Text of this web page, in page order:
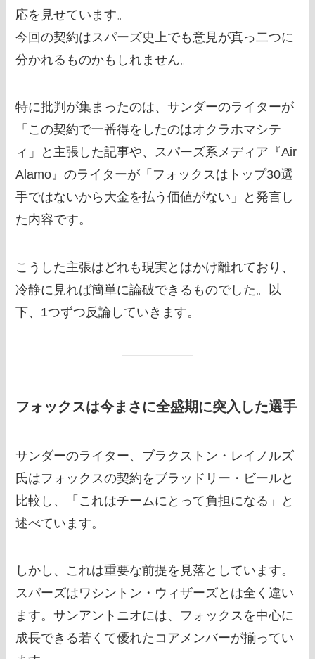
応を見せています。
今回の契約はスパーズ史上でも意見が真っ二つに
分かれるものかもしれません。
特に批判が集まったのは、サンダーのライターが
「この契約で一番得をしたのはオクラホマシテ
ィ」と主張した記事や、スパーズ系メディア『Air
Alamo』のライターが「フォックスはトップ30選
手ではないから大金を払う価値がない」と発言し
た内容です。
こうした主張はどれも現実とはかけ離れており、
冷静に見れば簡単に論破できるものでした。以
下、1つずつ反論していきます。
フォックスは今まさに全盛期に突入した選手
サンダーのライター、ブラクストン・レイノルズ
氏はフォックスの契約をブラッドリー・ビールと
比較し、「これはチームにとって負担になる」と
述べています。
しかし、これは重要な前提を見落としています。
スパーズはワシントン・ウィザーズとは全く違い
ます。サンアントニオには、フォックスを中心に
成長できる若くて優れたコアメンバーが揃ってい